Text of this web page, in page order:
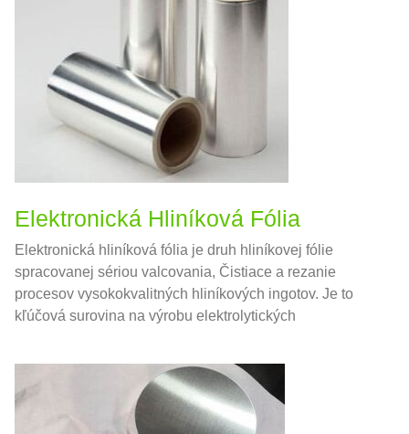
Elektronická Hliníková Fólia
Elektronická hliníková fólia je druh hliníkovej fólie
spracovanej sériou valcovania, Čistiace a rezanie
procesov vysokokvalitných hliníkových ingotov. Je to
kľúčová surovina na výrobu elektrolytických